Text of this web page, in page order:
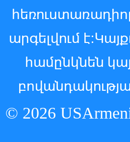
արգելվում
համընկնեն
© 2026